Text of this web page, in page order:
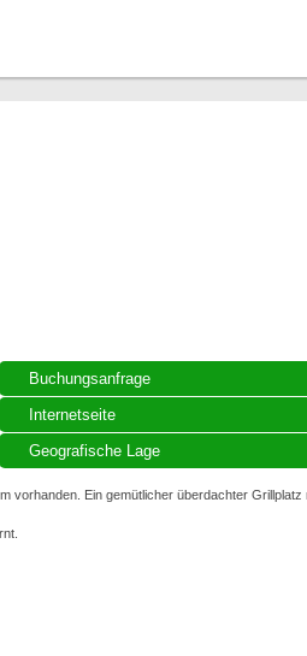
Buchungsanfrage
Internetseite
Geografische Lage
vorhanden. Ein gemütlicher überdachter Grillplatz